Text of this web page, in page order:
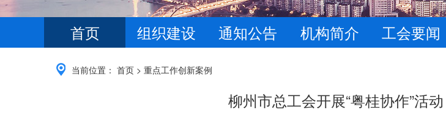
首页 组织建设 通知公告 机构简介 工会要闻
当前位置： 首页 > 重点工作创新案例
柳州市总工会开展“粤桂协作”活